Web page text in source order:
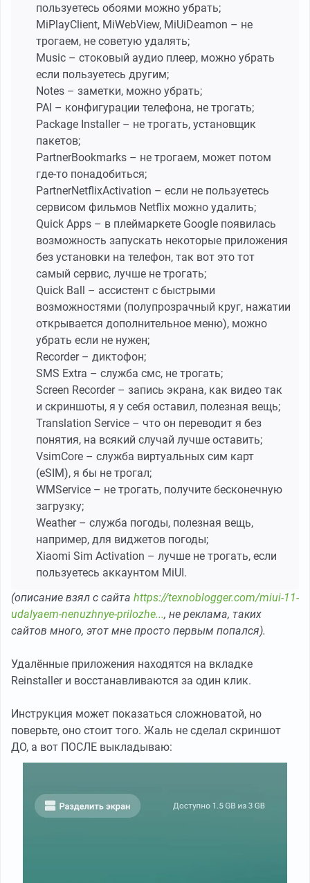
пользуетесь обоями можно убрать;
MiPlayClient, MiWebView, MiUiDeamon – не
трогаем, не советую удалять;
Music – стоковый аудио плеер, можно убрать
если пользуетесь другим;
Notes – заметки, можно убрать;
PAI – конфигурации телефона, не трогать;
Package Installer – не трогать, установщик
пакетов;
PartnerBookmarks – не трогаем, может потом
где-то понадобиться;
PartnerNetflixActivation – если не пользуетесь
сервисом фильмов Netflix можно удалить;
Quick Apps – в плеймаркете Google появилась
возможность запускать некоторые приложения
без установки на телефон, так вот это тот
самый сервис, лучше не трогать;
Quick Ball – ассистент с быстрыми
возможностями (полупрозрачный круг, нажатии
открывается дополнительное меню), можно
убрать если не нужен;
Recorder – диктофон;
SMS Extra – служба смс, не трогать;
Screen Recorder – запись экрана, как видео так
и скриншоты, я у себя оставил, полезная вещь;
Translation Service – что он переводит я без
понятия, на всякий случай лучше оставить;
VsimCore – служба виртуальных сим карт
(eSIM), я бы не трогал;
WMService – не трогать, получите бесконечную
загрузку;
Weather – служба погоды, полезная вещь,
например, для виджетов погоды;
Xiaomi Sim Activation – лучше не трогать, если
пользуетесь аккаунтом MiUI.
(описание взял с сайта https://texnoblogger.com/miui-11-
udalyaem-nenuzhnye-prilozhe..., не реклама, таких
сайтов много, этот мне просто первым попался).
Удалённые приложения находятся на вкладке
Reinstaller и восстанавливаются за один клик.
Инструкция может показаться сложноватой, но
поверьте, оно стоит того. Жаль не сделал скриншот
ДО, а вот ПОСЛЕ выкладываю: